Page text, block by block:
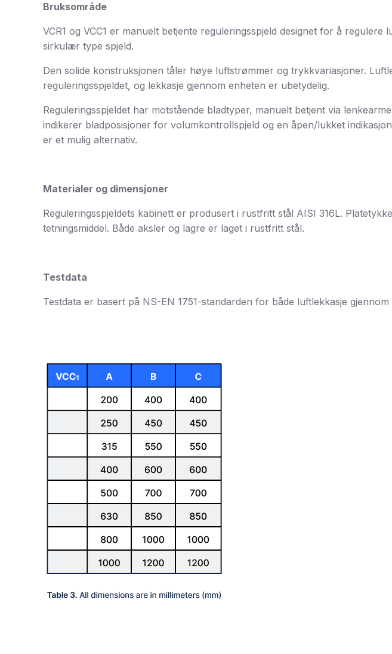
Bruksområde
VCR1 og VCC1 er manuelt betjente reguleringsspjeld designet for å
sirkulær type spjeld.
Den solide konstruksjonen tåler høye luftstrømmer og trykkvariasjoner.
reguleringsspjeldet, og lekkasje gjennom enheten er ubetydelig.
Reguleringsspjeldet har motstående bladtyper, manuelt betjent via
indikerer bladposisjoner for volumkontrollspjeld og en åpen/lukket
er et mulig alternativ.
Materialer og dimensjoner
Reguleringsspjeldets kabinett er produsert i rustfritt stål AISI 316L.
tetningsmiddel. Både aksler og lagre er laget i rustfritt stål.
Testdata
Testdata er basert på NS-EN 1751-standarden for både luftlekkasje